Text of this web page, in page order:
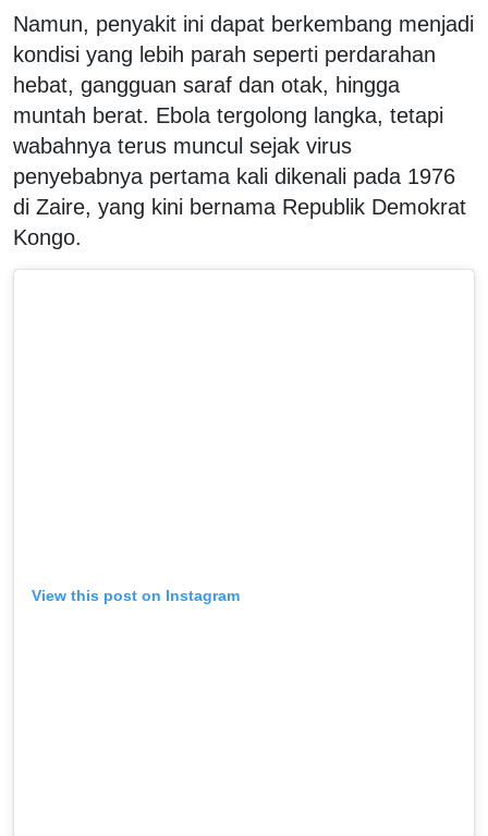
Namun, penyakit ini dapat berkembang menjadi
kondisi yang lebih parah seperti perdarahan
hebat, gangguan saraf dan otak, hingga
muntah berat. Ebola tergolong langka, tetapi
wabahnya terus muncul sejak virus
penyebabnya pertama kali dikenali pada 1976
di Zaire, yang kini bernama Republik Demokrat
Kongo.
View this post on Instagram